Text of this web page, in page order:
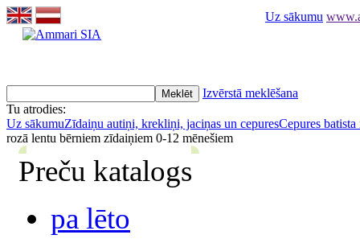
Uz sākumu
Izvērstā meklēšana
Tu atrodies:
Uz sākumuZīdaiņu autiņi, krekliņi, jaciņas un cepuresCepures
rozā lentu bērniem zīdaiņiem 0-12 mēnešiem
Preču katalogs
pa lēto